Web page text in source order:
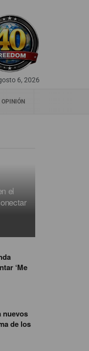
6, 2026
OPINIÓN
el
‘Me
nuevos
de los